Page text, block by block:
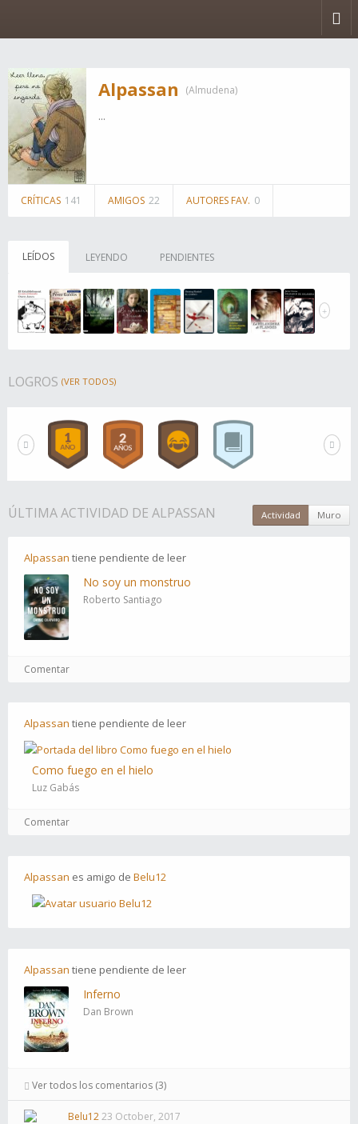
Alpassan (Almudena)
...
CRÍTICAS 141 AMIGOS 22 AUTORES FAV. 0
LEÍDOS LEYENDO PENDIENTES
LOGROS (VER TODOS)
Actividad Muro
ÚLTIMA ACTIVIDAD DE ALPASSAN
Alpassan tiene pendiente de leer
No soy un monstruo
Roberto Santiago
Comentar
Alpassan tiene pendiente de leer
Como fuego en el hielo
Luz Gabás
Comentar
Alpassan es amigo de Belu12
Alpassan tiene pendiente de leer
Inferno
Dan Brown
Ver todos los comentarios (3)
Belu1223 October, 2017